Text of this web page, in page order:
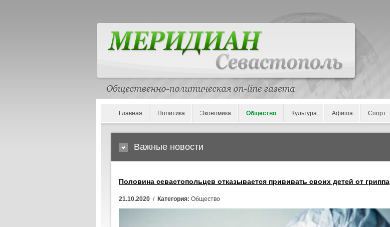
Главная Политика Экономика Общество Культура Афиша Спорт
Важные новости
Половина севастопольцев отказывается прививать своих детей от гриппа
21.10.2020 / Категория: Общество